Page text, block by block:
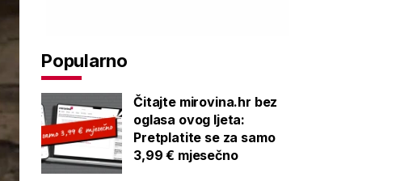
Popularno
Čitajte mirovina.hr bez
oglasa ovog ljeta:
Pretplatite se za samo
3,99 € mjesečno